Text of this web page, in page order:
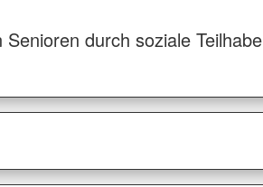
durch soziale Teilhabe